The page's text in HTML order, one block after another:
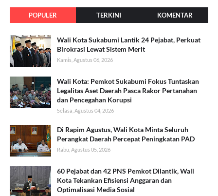
POPULER TERKINI KOMENTAR
Wali Kota Sukabumi Lantik 24 Pejabat, Perkuat
Birokrasi Lewat Sistem Merit
Kamis, Agustus 06, 2026
Wali Kota: Pemkot Sukabumi Fokus Tuntaskan
Legalitas Aset Daerah Pasca Rakor Pertanahan
dan Pencegahan Korupsi
Selasa, Agustus 04, 2026
Di Rapim Agustus, Wali Kota Minta Seluruh
Perangkat Daerah Percepat Peningkatan PAD
Rabu, Agustus 05, 2026
60 Pejabat dan 42 PNS Pemkot Dilantik, Wali
Kota Tekankan Efisiensi Anggaran dan
Optimalisasi Media Sosial